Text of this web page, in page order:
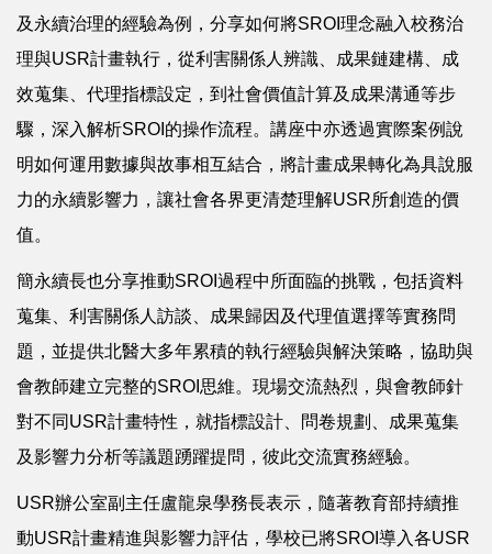
及永續治理的經驗為例，分享如何將SROI理念融入校務治
理與USR計畫執行，從利害關係人辨識、成果鏈建構、成
效蒐集、代理指標設定，到社會價值計算及成果溝通等步
驟，深入解析SROI的操作流程。講座中亦透過實際案例說
明如何運用數據與故事相互結合，將計畫成果轉化為具說服
力的永續影響力，讓社會各界更清楚理解USR所創造的價
值。
簡永續長也分享推動SROI過程中所面臨的挑戰，包括資料
蒐集、利害關係人訪談、成果歸因及代理值選擇等實務問
題，並提供北醫大多年累積的執行經驗與解決策略，協助與
會教師建立完整的SROI思維。現場交流熱烈，與會教師針
對不同USR計畫特性，就指標設計、問卷規劃、成果蒐集
及影響力分析等議題踴躍提問，彼此交流實務經驗。
USR辦公室副主任盧龍泉學務長表示，隨著教育部持續推
動USR計畫精進與影響力評估，學校已將SROI導入各USR